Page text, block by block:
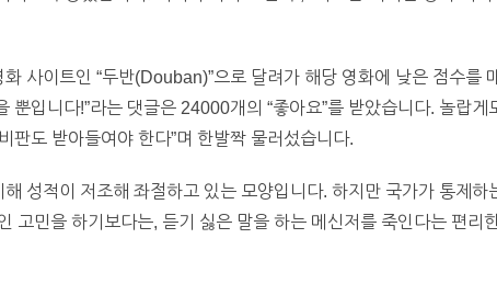
사이트인 “두반(Douban)”으로 달려가 해당 영화에 낮은 점수를
뿐입니다!”라는 댓글은 24000개의 “좋아요”를 받았습니다. 놀랍
판도 받아들여야 한다”며 한발짝 물러섰습니다.
성적이 저조해 좌절하고 있는 모양입니다. 하지만 국가가 통제
고민을 하기보다는, 듣기 싫은 말을 하는 메신저를 죽인다는 편리